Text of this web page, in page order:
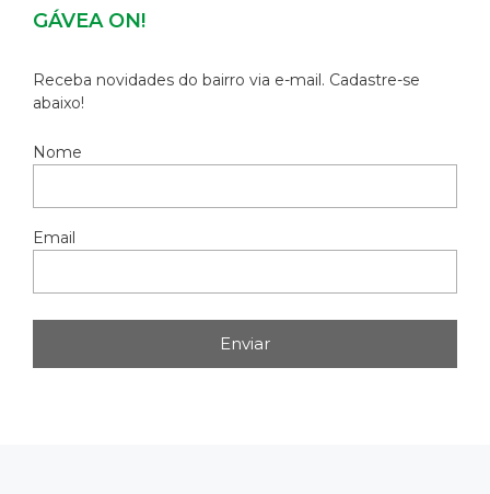
GÁVEA ON!
Receba novidades do bairro via e-mail. Cadastre-se
abaixo!
Nome
Email
Enviar